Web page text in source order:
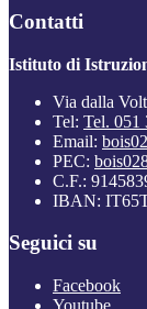
Contatti
Istituto di
Via dalla
Tel: Tel. 051
Email:
PEC:
C.F.:
IBAN:
Seguici su
Facebook
Youtube